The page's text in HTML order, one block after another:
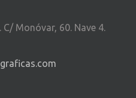
Monóvar, 60. Nave 4.